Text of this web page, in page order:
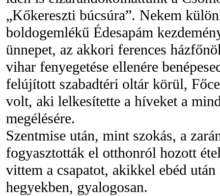
„Kőkereszti búcsúra”. Nekem
boldogemlékű Édesapám
ünnepet, az akkori ferences
vihar fenyegetése ellenére
felújított szabadtéri oltár körül,
volt, aki lelkesítette a híveket a
megélésére.
Szentmise után, mint szokás, a
fogyasztották el otthonról hozott
vittem a csapatot, akikkel ebéd
hegyekben, gyalogosan.